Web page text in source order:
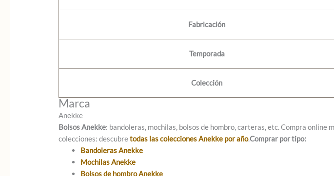
Fabricación
Temporada
Colección
Marca
Anekke
Bolsos Anekke: bandoleras, mochilas, bolsos de hombro, carteras, etc. Compra
colecciones: descubretodas las colecciones Anekke por año.Comprar por tipo:
Bandoleras Anekke
Mochilas Anekke
Bolsos de hombro Anekke